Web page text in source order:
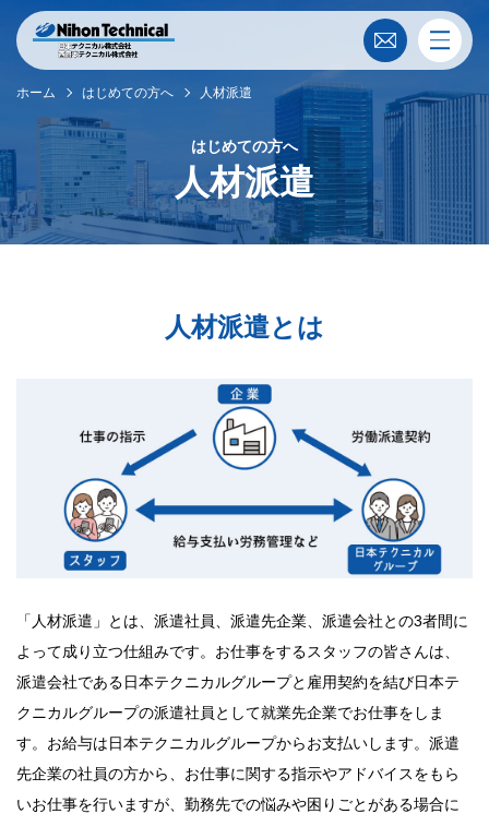
ホーム はじめての方へ 人材派遣
はじめての方へ
人材派遣
人材派遣とは
「人材派遣」とは、派遣社員、派遣先企業、派遣会社との3者間に
よって成り立つ仕組みです。お仕事をするスタッフの皆さんは、
派遣会社である日本テクニカルグループと雇用契約を結び日本テ
クニカルグループの派遣社員として就業先企業でお仕事をしま
す。お給与は日本テクニカルグループからお支払いします。派遣
先企業の社員の方から、お仕事に関する指示やアドバイスをもら
いお仕事を行いますが、勤務先での悩みや困りごとがある場合に